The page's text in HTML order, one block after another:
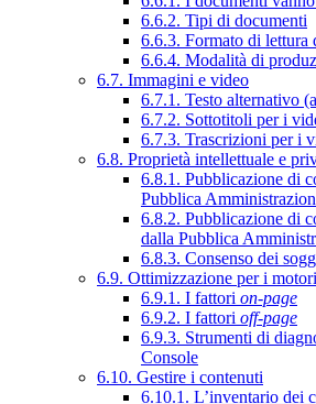
6.6.2. Tipi di documenti
6.6.3. Formato di lettura
6.6.4. Modalità di
6.7. Immagini e video
6.7.1. Testo alternativo
6.7.2. Sottotitoli per i
6.7.3. Trascrizioni per i
6.8. Proprietà intellettuale e
6.8.1. Pubblicazione di
Pubblica
6.8.2. Pubblicazione di
dalla Pubblica
6.8.3. Consenso dei
6.9. Ottimizzazione per i
6.9.1. I fattori on-page
6.9.2. I fattori off-page
6.9.3. Strumenti di
Console
6.10. Gestire i contenuti
6.10.1. L’inventario dei